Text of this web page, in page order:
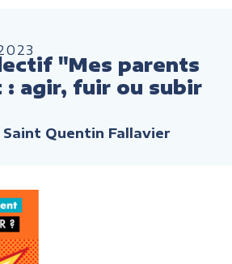
"Mes parents
agir, fuir ou subir
Saint Quentin Fallavier